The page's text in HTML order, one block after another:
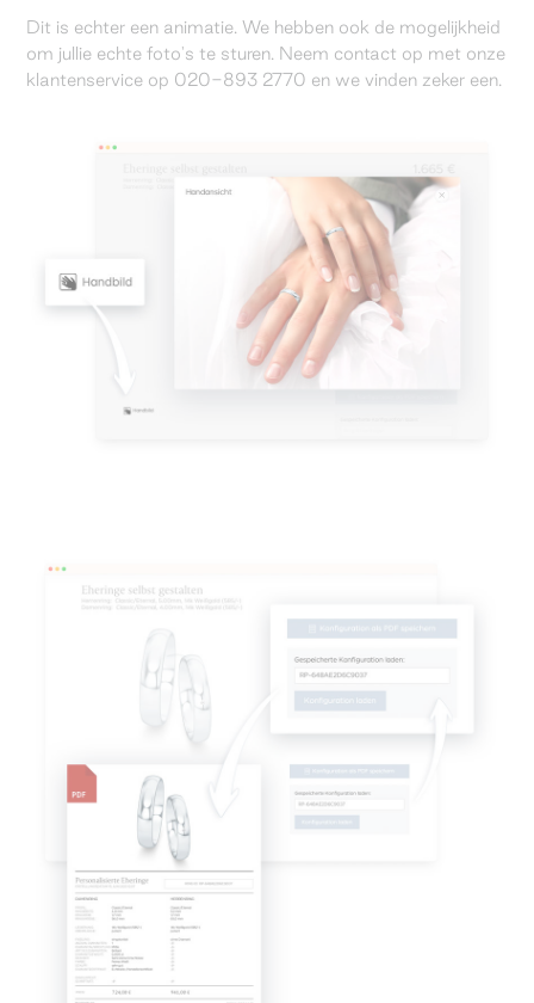
Dit is echter een animatie. We hebben ook de mogelijkheid
om jullie echte foto's te sturen. Neem contact op met onze
klantenservice op 020-893 2770 en we vinden zeker een.